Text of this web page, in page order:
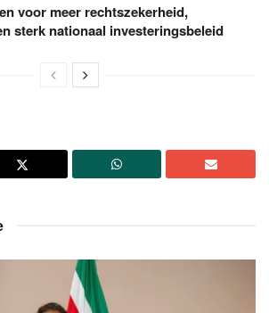
voor meer rechtszekerheid,
sterk nationaal investeringsbeleid